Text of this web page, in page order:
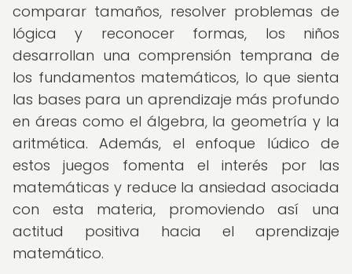
comparar tamaños, resolver problemas de
lógica y reconocer formas, los niños
desarrollan una comprensión temprana de
los fundamentos matemáticos, lo que sienta
las bases para un aprendizaje más profundo
en áreas como el álgebra, la geometría y la
aritmética. Además, el enfoque lúdico de
estos juegos fomenta el interés por las
matemáticas y reduce la ansiedad asociada
con esta materia, promoviendo así una
actitud positiva hacia el aprendizaje
matemático.